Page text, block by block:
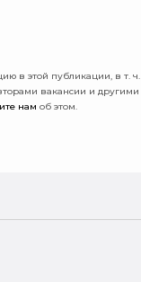
в этой публикации, в т. ч.
вакансии и другими
нам об этом.